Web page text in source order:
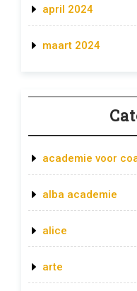
april 2024
maart 2024
academie voor
alba academie
alice
arte